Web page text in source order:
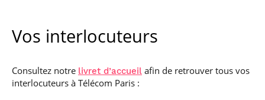
Vos interlocuteurs
Consultez notre livret d’accueil afin de retrouver tous vos
interlocuteurs à Télécom Paris :